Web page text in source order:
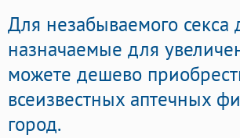
Для незабываемого
назначаемые для
можете дешево
всеизвестных аптечных
город.